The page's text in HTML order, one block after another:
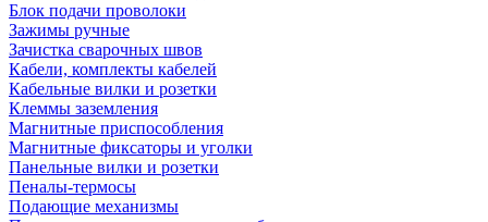
Блок подачи проволоки
Зажимы ручные
Зачистка сварочных швов
Кабели, комплекты кабелей
Кабельные вилки и розетки
Клеммы заземления
Магнитные приспособления
Магнитные фиксаторы и уголки
Панельные вилки и розетки
Пеналы-термосы
Подающие механизмы